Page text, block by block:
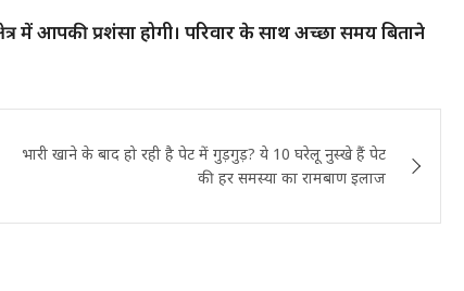
में आपकी प्रशंसा होगी। परिवार के साथ अच्छा समय बिताने
भारी खाने के बाद हो रही है पेट में गुड़गुड़? ये 10 घरेलू नुस्खे हैं पेट
की हर समस्या का रामबाण इलाज